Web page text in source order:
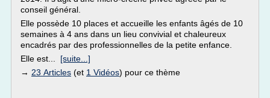
conseil général.
Elle possède 10 places et accueille les enfants âgés de 10
semaines à 4 ans dans un lieu convivial et chaleureux
encadrés par des professionnelles de la petite enfance.
Elle est... [suite...]
→ 23 Articles (et 1 Vidéos) pour ce thème